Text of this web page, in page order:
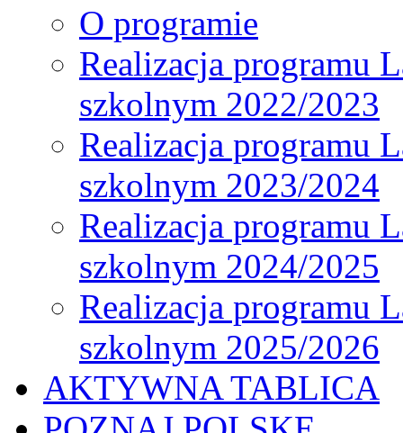
O programie
Realizacja programu
szkolnym 2022/2023
Realizacja programu
szkolnym 2023/2024
Realizacja programu
szkolnym 2024/2025
Realizacja programu
szkolnym 2025/2026
AKTYWNA TABLICA